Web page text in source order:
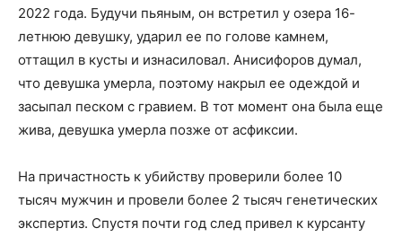
2022 года. Будучи пьяным, он встретил у озера 16-
летнюю девушку, ударил ее по голове камнем,
оттащил в кусты и изнасиловал. Анисифоров думал,
что девушка умерла, поэтому накрыл ее одеждой и
засыпал песком с гравием. В тот момент она была еще
жива, девушка умерла позже от асфиксии.
На причастность к убийству проверили более 10
тысяч мужчин и провели более 2 тысяч генетических
экспертиз. Спустя почти год след привел к курсанту